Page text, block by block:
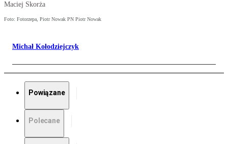
Maciej Skorża
Foto: Fotorzepa, Piotr Nowak PN Piotr Nowak
Michał Kołodziejczyk
Powiązane
Polecane